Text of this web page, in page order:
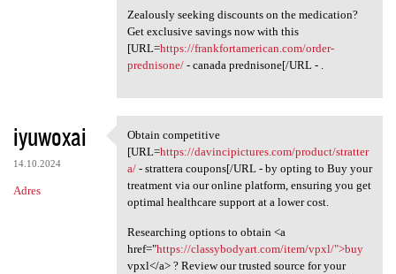
Zealously seeking discounts on the medication?
Get exclusive savings now with this
[URL=https://frankfortamerican.com/order-
prednisone/- canada prednisone[/URL - .
iyuwoxai
14.10.2024
Adres
Obtain competitive [URL=https
Obtain competitive
[URL=https://davincipictures.com/product/stratter
a/- strattera coupons[/URL - by opting to Buy your
treatment via our online platform, ensuring you get
optimal healthcare support at a lower cost.
Researching options to obtain <a
href="https://classybodyart.com/item/vpxl/">buy
vpxl</a> ? Review our trusted source for your